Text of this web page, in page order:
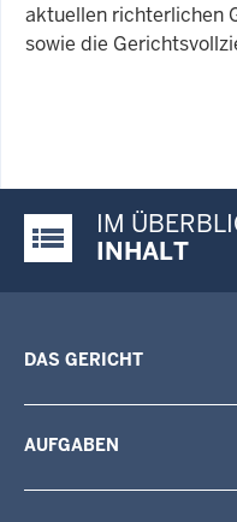
aktuellen richterlichen
sowie die
Justiz-Portal im
IM
INHALT
DAS GERICHT
AUFGABEN